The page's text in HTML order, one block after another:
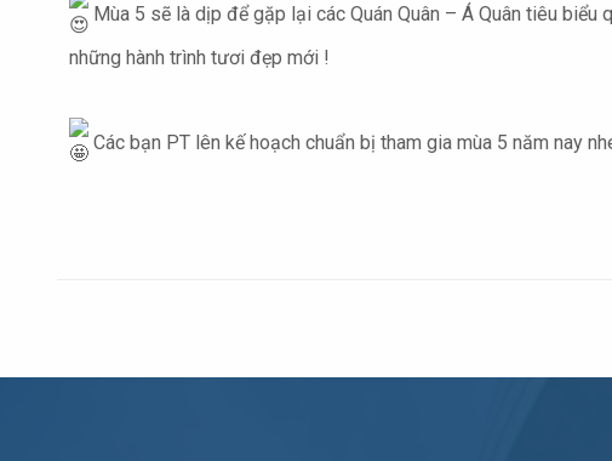
Mùa 5 sẽ là dịp để gặp lại các Quán Quân – Á Quân tiêu
những hành trình tươi đẹp mới !
Các bạn PT lên kế hoạch chuẩn bị tham gia mùa 5 năm nay